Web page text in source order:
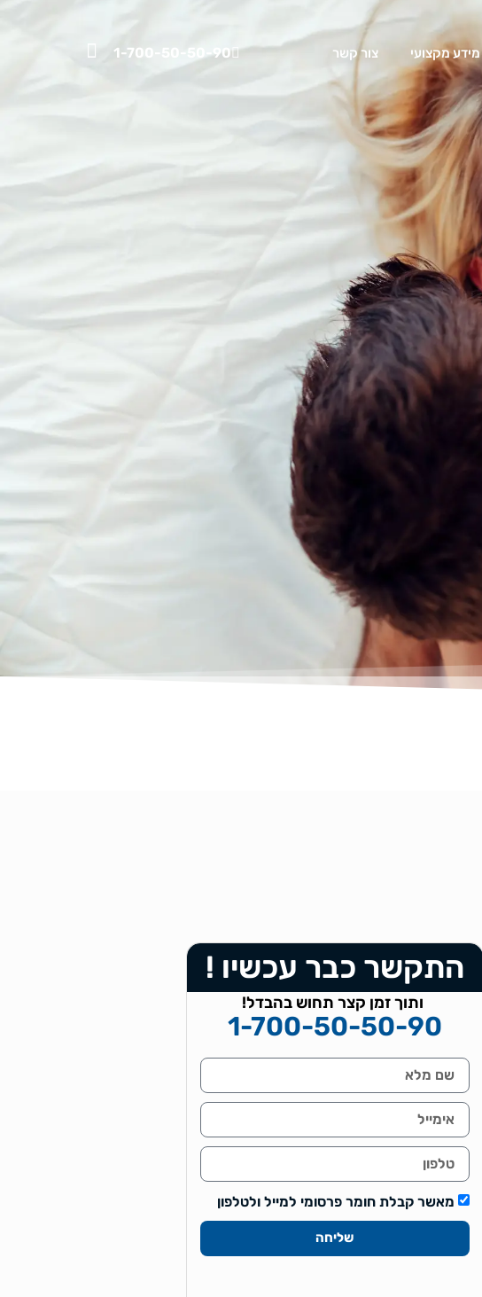
מידע מקצועי צור קשר 1-700-50-50-90
התקשר כבר עכשיו !
ותוך זמן קצר תחוש בהבדל!
1-700-50-50-90
מאשר קבלת חומר פרסומי למייל ולטלפון
שליחה